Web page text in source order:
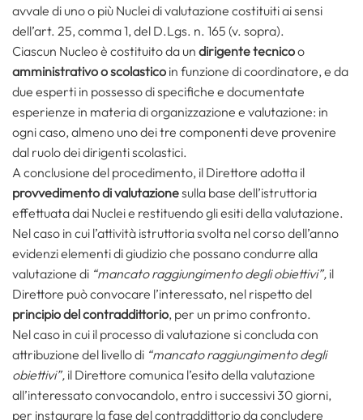
avvale di uno o più Nuclei di valutazione costituiti ai sensi
dell’art. 25, comma 1, del D.Lgs. n. 165 (v. sopra).
Ciascun Nucleo è costituito da un dirigente tecnicoo
amministrativo o scolastico in funzione di coordinatore, e da
due esperti in possesso di specifiche e documentate
esperienze in materia di organizzazione e valutazione: in
ogni caso, almeno uno dei tre componenti deve provenire
dal ruolo dei dirigenti scolastici.
A conclusione del procedimento, il Direttore adotta il
provvedimento di valutazionesulla base dell’istruttoria
effettuata dai Nuclei e restituendo gli esiti della valutazione.
Nel caso in cui l’attività istruttoria svolta nel corso dell’anno
evidenzi elementi di giudizio che possano condurre alla
valutazione di “mancato raggiungimento degli obiettivi”, il
Direttore può convocare l’interessato, nel rispetto del
principio del contraddittorio, per un primo confronto.
Nel caso in cui il processo di valutazione si concluda con
attribuzione del livello di “mancato raggiungimento degli
obiettivi”, il Direttore comunica l’esito della valutazione
all’interessato convocandolo, entro i successivi 30 giorni,
per instaurare la fase del contraddittorio da concludere